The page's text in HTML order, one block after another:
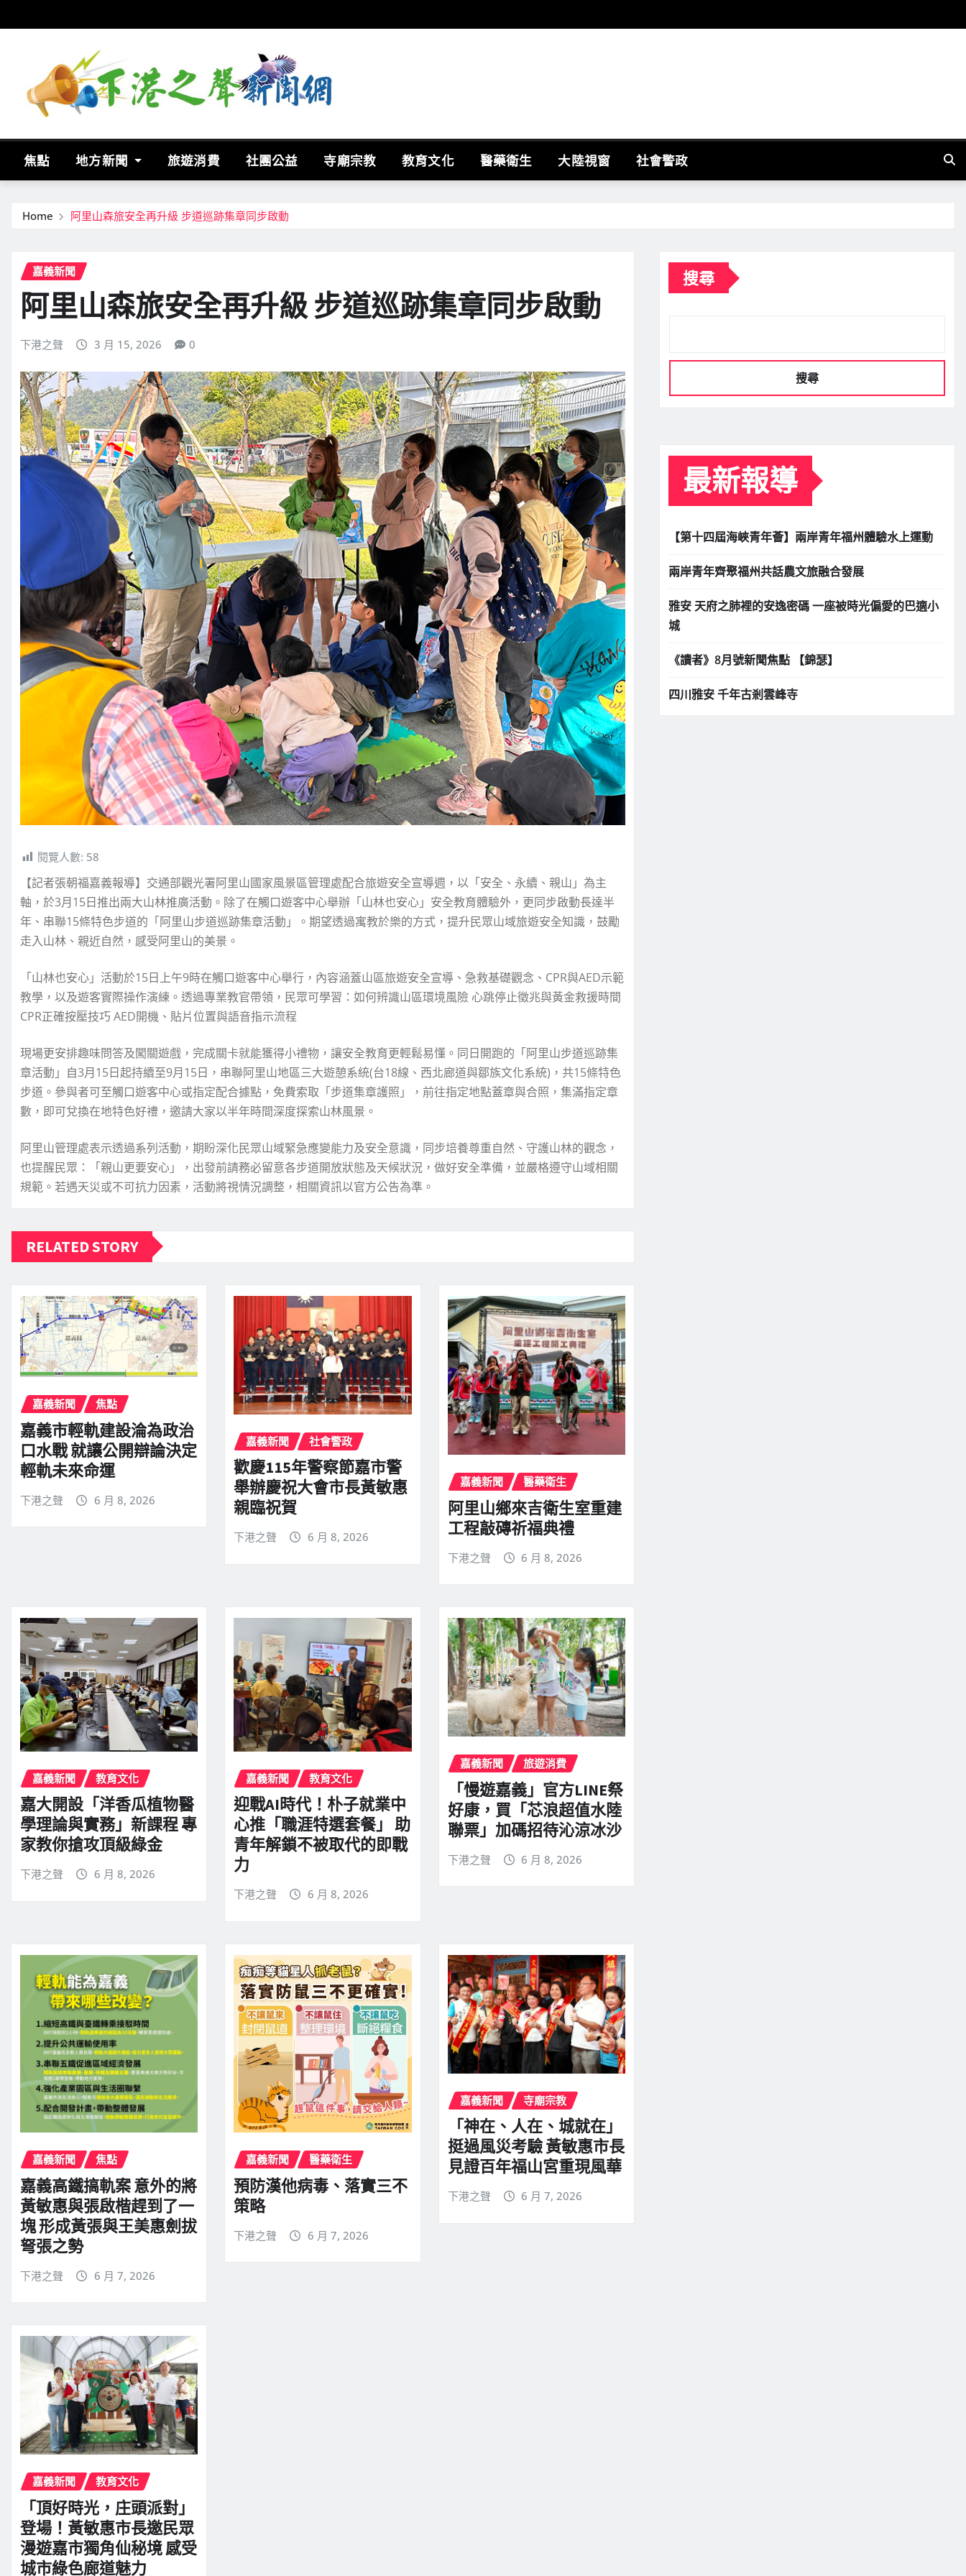
to
焦點 地方新聞 旅遊消費 社團公益 寺廟宗教 教育文化 醫藥衛生 大陸視窗 社會警政
Home 阿里山森旅安全再升級 步道巡跡集章同步啟動
嘉義新聞
阿里山森旅安全再升級 步道巡跡集章同步啟動
下港之聲 3 月 15, 2026 0
閱覽人數: 58
【記者張朝福嘉義報導】交通部觀光署阿里山國家風景區管理處配合旅遊安全宣導週，以「安全、永續、親山」為主
軸，於3月15日推出兩大山林推廣活動。除了在觸口遊客中心舉辦「山林也安心」安全教育體驗外，更同步啟動長達半
年、串聯15條特色步道的「阿里山步道巡跡集章活動」。期望透過寓教於樂的方式，提升民眾山域旅遊安全知識，鼓勵
走入山林、親近自然，感受阿里山的美景。
「山林也安心」活動於15日上午9時在觸口遊客中心舉行，內容涵蓋山區旅遊安全宣導、急救基礎觀念、CPR與AED示範
教學，以及遊客實際操作演練。透過專業教官帶領，民眾可學習：如何辨識山區環境風險 心跳停止徵兆與黃金救援時間
CPR正確按壓技巧 AED開機、貼片位置與語音指示流程
現場更安排趣味問答及闖關遊戲，完成關卡就能獲得小禮物，讓安全教育更輕鬆易懂。同日開跑的「阿里山步道巡跡集
章活動」自3月15日起持續至9月15日，串聯阿里山地區三大遊憩系統(台18線、西北廊道與鄒族文化系統)，共15條特色
步道。參與者可至觸口遊客中心或指定配合據點，免費索取「步道集章護照」，前往指定地點蓋章與合照，集滿指定章
數，即可兌換在地特色好禮，邀請大家以半年時間深度探索山林風景。
阿里山管理處表示透過系列活動，期盼深化民眾山域緊急應變能力及安全意識，同步培養尊重自然、守護山林的觀念，
也提醒民眾：「親山更要安心」，出發前請務必留意各步道開放狀態及天候狀況，做好安全準備，並嚴格遵守山域相關
規範。若遇天災或不可抗力因素，活動將視情況調整，相關資訊以官方公告為準。
RELATED STORY
嘉義新聞 焦點
嘉義市輕軌建設淪為政治
口水戰 就讓公開辯論決定
輕軌未來命運
下港之聲 6 月 8, 2026
嘉義新聞 社會警政
歡慶115年警察節嘉市警
舉辦慶祝大會市長黃敏惠
親臨祝賀
下港之聲 6 月 8, 2026
嘉義新聞 醫藥衛生
阿里山鄉來吉衛生室重建
工程敲磚祈福典禮
下港之聲 6 月 8, 2026
嘉義新聞 教育文化
嘉大開設「洋香瓜植物醫
學理論與實務」新課程 專
家教你搶攻頂級綠金
下港之聲 6 月 8, 2026
嘉義新聞 教育文化
迎戰AI時代！朴子就業中
心推「職涯特選套餐」 助
青年解鎖不被取代的即戰
力
下港之聲 6 月 8, 2026
嘉義新聞 旅遊消費
「慢遊嘉義」官方LINE祭
好康，買「芯浪超值水陸
聯票」加碼招待沁涼冰沙
下港之聲 6 月 8, 2026
嘉義新聞 焦點
嘉義高鐵搞軌案 意外的將
黃敏惠與張啟楷趕到了一
塊 形成黃張與王美惠劍拔
弩張之勢
下港之聲 6 月 7, 2026
嘉義新聞 醫藥衛生
預防漢他病毒、落實三不
策略
下港之聲 6 月 7, 2026
嘉義新聞 寺廟宗教
「神在、人在、城就在」
挺過風災考驗 黃敏惠市長
見證百年福山宮重現風華
下港之聲 6 月 7, 2026
嘉義新聞 教育文化
「頂好時光，庄頭派對」
登場！黃敏惠市長邀民眾
漫遊嘉市獨角仙秘境 感受
城市綠色廊道魅力
搜尋
搜尋
最新報導
【第十四屆海峽青年薈】兩岸青年福州體驗水上運動
兩岸青年齊聚福州共話農文旅融合發展
雅安 天府之肺裡的安逸密碼 一座被時光偏愛的巴適小
城
《讀者》8月號新聞焦點 【錦瑟】
四川雅安 千年古剎雲峰寺